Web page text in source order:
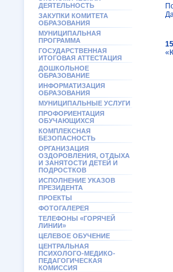
ДЕЯТЕЛЬНОСТЬ
ЗАКУПКИ КОМИТЕТА
ОБРАЗОВАНИЯ
МУНИЦИПАЛЬНАЯ
ПРОГРАММА
ГОСУДАРСТВЕННАЯ
ИТОГОВАЯ АТТЕСТАЦИЯ
ДОШКОЛЬНОЕ
ОБРАЗОВАНИЕ
ИНФОРМАТИЗАЦИЯ
ОБРАЗОВАНИЯ
МУНИЦИПАЛЬНЫЕ УСЛУГИ
ПРОФОРИЕНТАЦИЯ
ОБУЧАЮЩИХСЯ
КОМПЛЕКСНАЯ
БЕЗОПАСНОСТЬ
ОРГАНИЗАЦИЯ
ОЗДОРОВЛЕНИЯ, ОТДЫХА
И ЗАНЯТОСТИ ДЕТЕЙ И
ПОДРОСТКОВ
ИСПОЛНЕНИЕ УКАЗОВ
ПРЕЗИДЕНТА
ПРОЕКТЫ
ФОТОГАЛЕРЕЯ
ТЕЛЕФОНЫ «ГОРЯЧЕЙ
ЛИНИИ»
ЦЕЛЕВОЕ ОБУЧЕНИЕ
ЦЕНТРАЛЬНАЯ
ПСИХОЛОГО-МЕДИКО-
ПЕДАГОГИЧЕСКАЯ
КОМИССИЯ